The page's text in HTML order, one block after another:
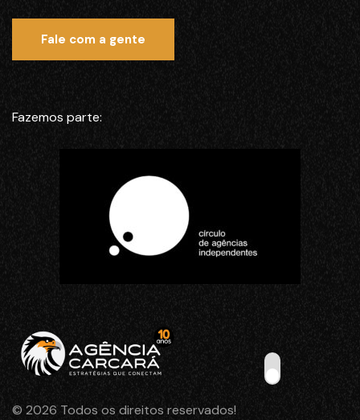
Fale com a gente
Fazemos parte:
© 2026 Todos os direitos reservados!